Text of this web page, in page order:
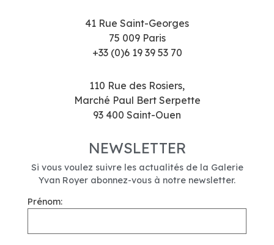
41 Rue Saint-Georges
75 009 Paris
+33 (0)6 19 39 53 70
110 Rue des Rosiers,
Marché Paul Bert Serpette
93 400 Saint-Ouen
NEWSLETTER
Si vous voulez suivre les actualités de la Galerie
Yvan Royer abonnez-vous à notre newsletter.
Prénom: